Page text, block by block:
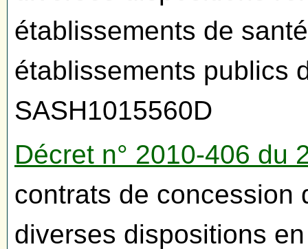
établissements de
établissements publics
SASH1015560D
Décret n° 2010-406 du
contrats de concession
diverses dispositions